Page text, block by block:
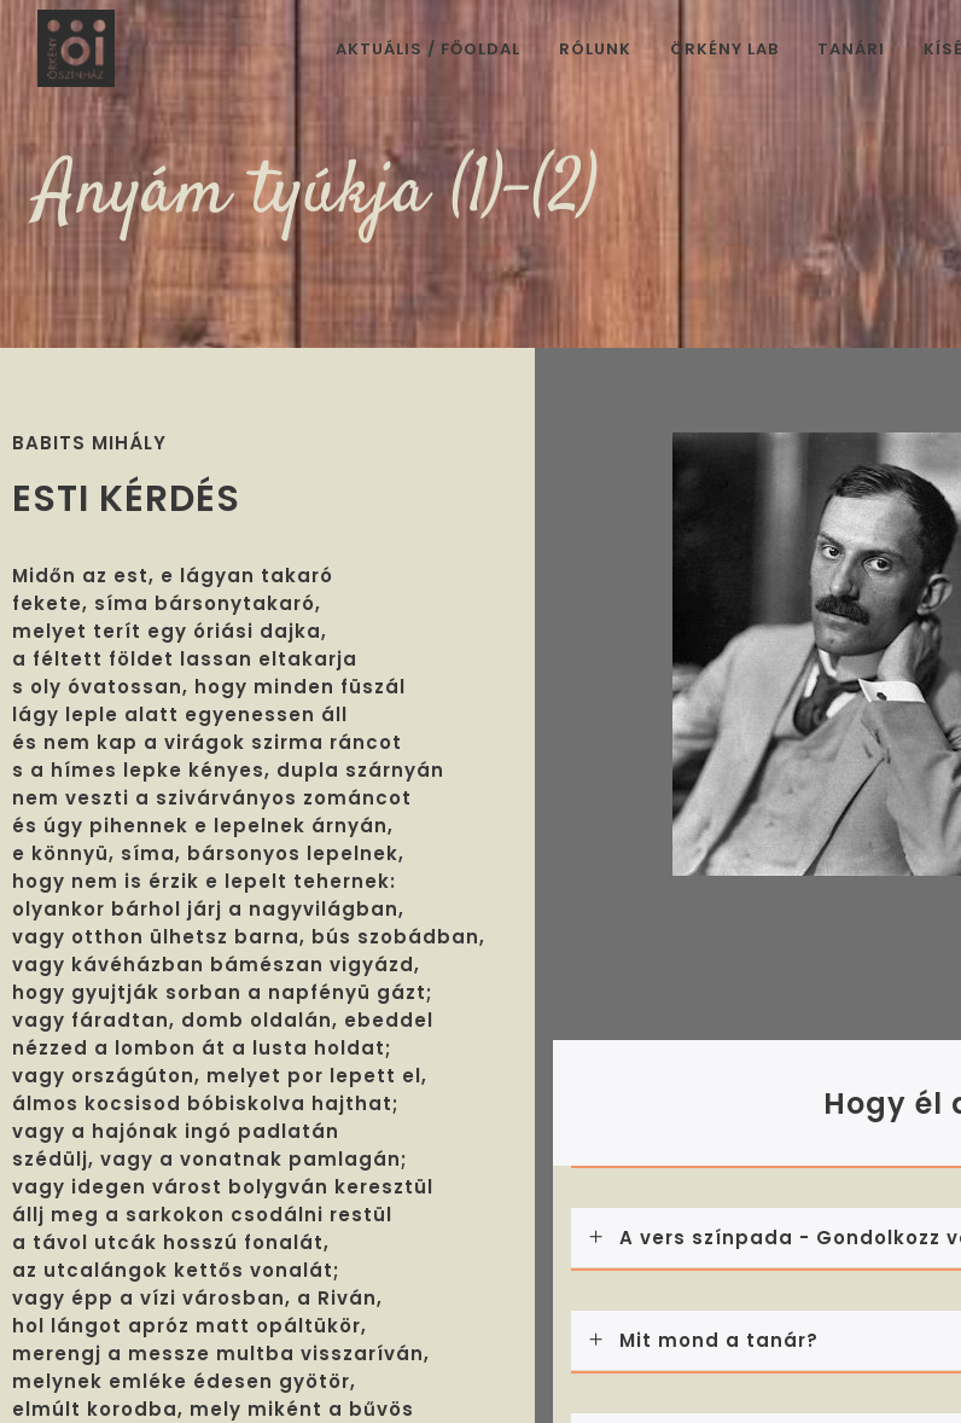
AKTUÁLIS / FŐOLDAL RÓLUNK ÖRKÉNY LAB TANÁRI
Anyám tyúkja (1)-(2)
BABITS MIHÁLY
ESTI KÉRDÉS
Midőn az est, e lágyan takaró
fekete, síma bársonytakaró,
melyet terít egy óriási dajka,
a féltett földet lassan eltakarja
s oly óvatossan, hogy minden füszál
lágy leple alatt egyenessen áll
és nem kap a virágok szirma ráncot
s a hímes lepke kényes, dupla szárnyán
nem veszti a szivárványos zománcot
és úgy pihennek e lepelnek árnyán,
e könnyü, síma, bársonyos lepelnek,
hogy nem is érzik e lepelt tehernek:
olyankor bárhol járj a nagyvilágban,
vagy otthon ülhetsz barna, bús szobádban,
vagy kávéházban bámészan vigyázd,
hogy gyujtják sorban a napfényü gázt;
vagy fáradtan, domb oldalán, ebeddel
nézzed a lombon át a lusta holdat;
vagy országúton, melyet por lepett el,
álmos kocsisod bóbiskolva hajthat;
vagy a hajónak ingó padlatán
szédülj, vagy a vonatnak pamlagán;
vagy idegen várost bolygván keresztül
állj meg a sarkokon csodálni restül
a távol utcák hosszú fonalát,
az utcalángok kettős vonalát;
vagy épp a vízi városban, a Riván,
hol lángot apróz matt opáltükör,
merengj a messze multba visszaríván,
melynek emléke édesen gyötör,
elmúlt korodba, mely miként a bűvös
Hogy él
A vers színpada - Gondolkozz
Mit mond a tanár?